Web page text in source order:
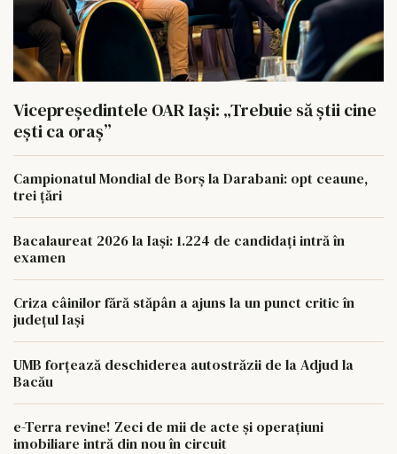
Vicepreședintele OAR Iași: „Trebuie să știi cine
ești ca oraș”
Campionatul Mondial de Borș la Darabani: opt ceaune,
trei țări
Bacalaureat 2026 la Iași: 1.224 de candidați intră în
examen
Criza câinilor fără stăpân a ajuns la un punct critic în
județul Iași
UMB forțează deschiderea autostrăzii de la Adjud la
Bacău
e-Terra revine! Zeci de mii de acte și operațiuni
imobiliare intră din nou în circuit